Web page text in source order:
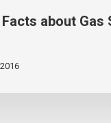
about Gas